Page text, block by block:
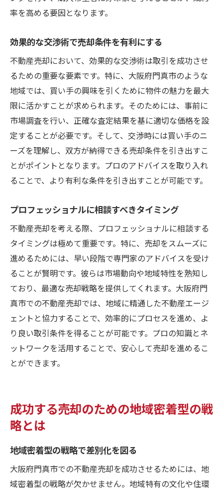
率を高める要因となります。
効果的な交渉術で売却条件を有利にする
不動産売却において、効果的な交渉術は取引を成功させ
るための重要な要素です。特に、大阪府門真市のような
地域では、買い手の興味を引くために物件の魅力を最大
限に活かすことが求められます。そのためには、事前に
市場調査を行い、正確な査定結果を基に適切な価格を設
定することが必要です。そして、交渉時には買い手のニ
ーズを理解し、双方が納得できる売却条件を引き出すこ
とがポイントとなります。プロのアドバイスを取り入れ
ることで、より有利な条件を引き出すことが可能です。
プロフェッショナルに相談すべきタイミング
不動産売却を考える際、プロフェッショナルに相談する
タイミングは極めて重要です。特に、売却をスムーズに
進めるためには、早い段階で専門家のアドバイスを受け
ることが賢明です。彼らは市場動向や地域特性を熟知し
ており、最適な売却戦略を提供してくれます。大阪府門
真市での不動産売却では、地域に精通した不動産エージ
ェントと協力することで、効率的にプロセスを進め、よ
り良い取引条件を得ることが可能です。プロの知識とネ
ットワークを活用することで、安心して売却を進めるこ
とができます。
成功する売却のための地域密着型の戦
略とは
地域密着型の戦略で差別化を図る
大阪府門真市での不動産売却を成功させるためには、地
域密着型の戦略が欠かせません。地域特有の文化や住環